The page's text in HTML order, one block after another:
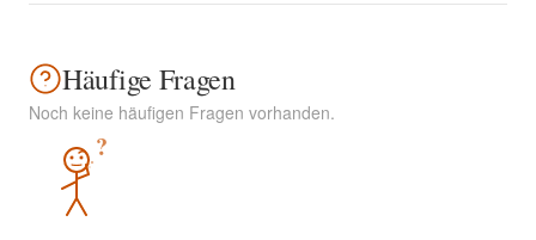
Häufige Fragen
Noch keine häufigen Fragen vorhanden.
?